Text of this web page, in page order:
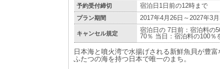
予約受付締切 宿泊日1日前の12時まで
プラン期間 2017年4月26日～2027年3
キャンセル規定
宿泊日の 7日前：宿泊料の
70％ 当日：宿泊料の100％
日本海と噴火湾で水揚げされる新鮮魚貝が豊
ふたつの海を持つ日本で唯一のまち。